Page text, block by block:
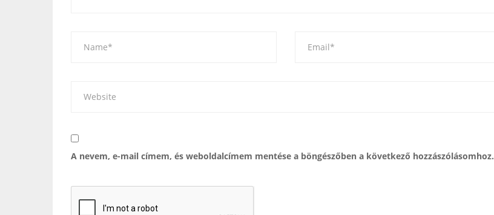
A nevem, e-mail címem, és weboldalcímem mentése a böngészőben a következő hozzászólásomhoz.